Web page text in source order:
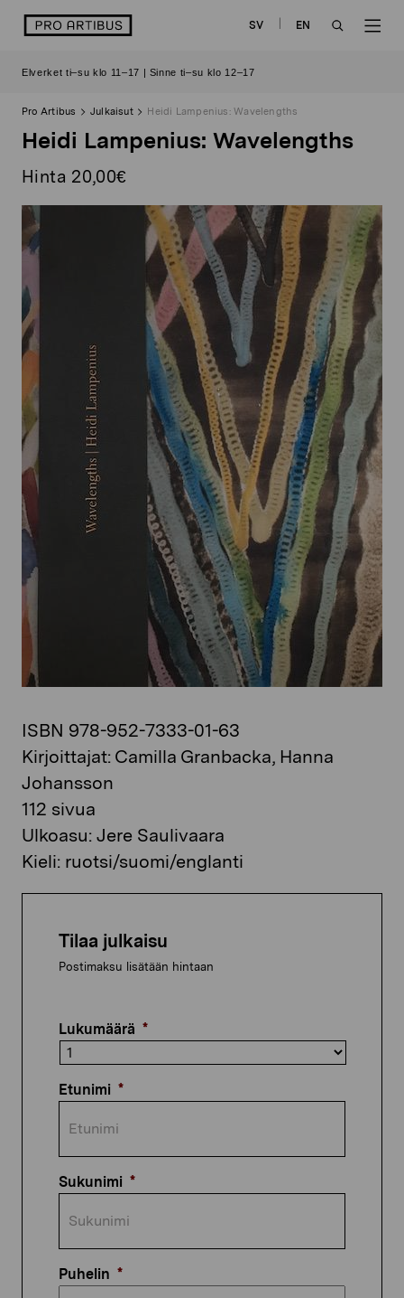
sisältöön
logo SV
EN
Elverket ti–su klo 11–17 | Sinne ti–su klo 12–17
Pro Artibus Julkaisut Heidi Lampenius: Wavelengths
Heidi Lampenius: Wavelengths
Hinta 20,00€
ISBN 978-952-7333-01-63
Kirjoittajat: Camilla Granbacka, Hanna
Johansson
112 sivua
Ulkoasu: Jere Saulivaara
Kieli: ruotsi/suomi/englanti
Tilaa julkaisu
Postimaksu lisätään hintaan
Lukumäärä *
Etunimi *
Sukunimi *
Puhelin *